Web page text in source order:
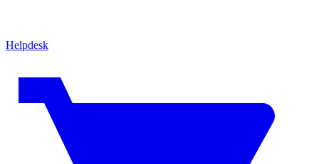
Helpdesk